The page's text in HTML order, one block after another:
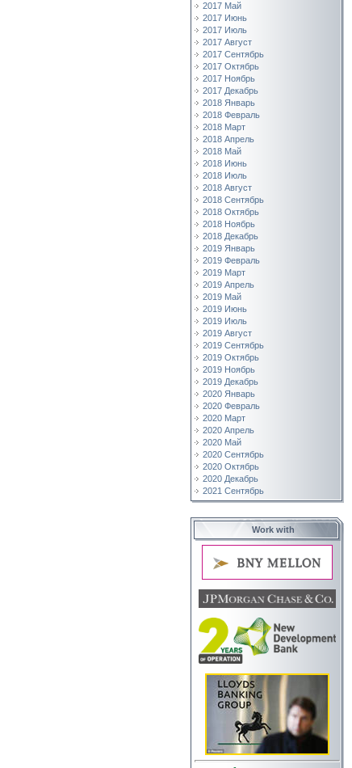
2017 Май
2017 Июнь
2017 Июль
2017 Август
2017 Сентябрь
2017 Октябрь
2017 Ноябрь
2017 Декабрь
2018 Январь
2018 Февраль
2018 Март
2018 Апрель
2018 Май
2018 Июнь
2018 Июль
2018 Август
2018 Сентябрь
2018 Октябрь
2018 Ноябрь
2018 Декабрь
2019 Январь
2019 Февраль
2019 Март
2019 Апрель
2019 Май
2019 Июнь
2019 Июль
2019 Август
2019 Сентябрь
2019 Октябрь
2019 Ноябрь
2019 Декабрь
2020 Январь
2020 Февраль
2020 Март
2020 Апрель
2020 Май
2020 Сентябрь
2020 Октябрь
2020 Декабрь
2021 Сентябрь
Work with